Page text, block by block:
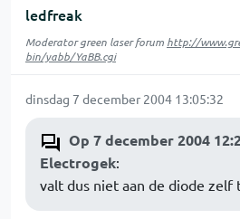
ledfreak
Moderator green laser forum http://
bin/yabb/YaBB.cgi
dinsdag 7 december 2004 13:05:32
Op 7 december 2004
Electrogek:
valt dus niet aan de diode zelf